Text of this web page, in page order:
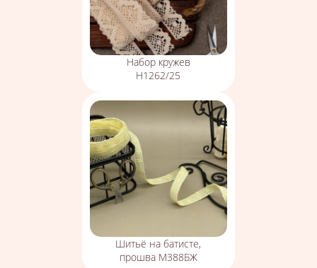
Набор кружев
Н1262/25
Шитьё на батисте,
прошва М388БЖ